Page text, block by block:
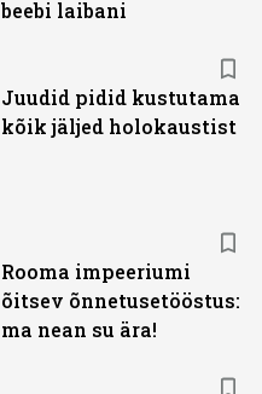
beebi laibani
Juudid pidid kustutama
kõik jäljed holokaustist
Rooma impeeriumi
õitsev õnnetusetööstus:
ma nean su ära!